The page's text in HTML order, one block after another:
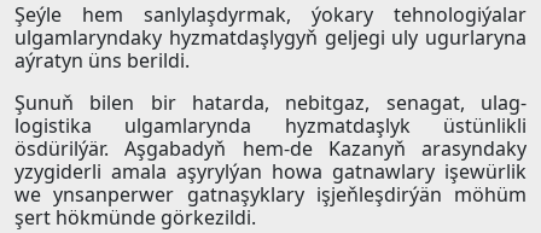
Şeýle hem sanlylaşdyrmak, ýokary tehnologiýalar
ulgamlaryndaky hyzmatdaşlygyň geljegi uly ugurlaryna
aýratyn üns berildi.
Şunuň bilen bir hatarda, nebitgaz, senagat, ulag-
logistika ulgamlarynda hyzmatdaşlyk üstünlikli
ösdürilýär. Aşgabadyň hem-de Kazanyň arasyndaky
yzygiderli amala aşyrylýan howa gatnawlary işewürlik
we ynsanperwer gatnaşyklary işjeňleşdirýän möhüm
şert hökmünde görkezildi.